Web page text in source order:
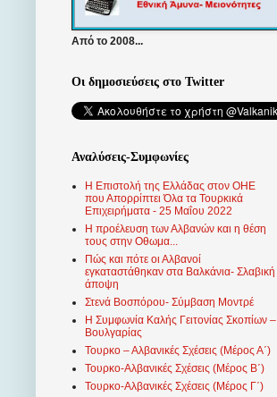
Από το 2008...
Οι δημοσιεύσεις στο Twitter
Αναλύσεις-Συμφωνίες
Η Επιστολή της Ελλάδας στον ΟΗΕ
που Απορρίπτει Όλα τα Τουρκικά
Επιχειρήματα - 25 Μαΐου 2022
Η προέλευση των Αλβανών και η θέση
τους στην Οθωμα...
Πώς και πότε οι Αλβανοί
εγκαταστάθηκαν στα Βαλκάνια- Σλαβική
άποψη
Στενά Βοσπόρου- Σύμβαση Μοντρέ
Η Συμφωνία Καλής Γειτονίας Σκοπίων –
Βουλγαρίας
Τουρκο – Αλβανικές Σχέσεις (Mέρος Α΄)
Τουρκο-Αλβανικές Σχέσεις (Μέρος Β΄)
Τουρκο-Αλβανικές Σχέσεις (Μέρος Γ΄)